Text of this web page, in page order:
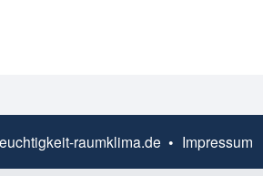
raumklima.de • Impressum